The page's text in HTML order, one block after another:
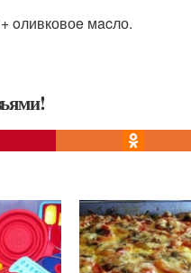
oливковоe мacло.